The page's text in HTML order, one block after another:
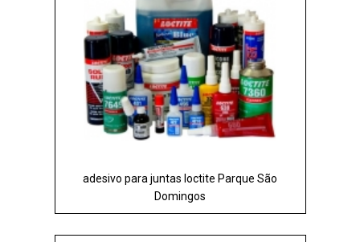
adesivo para juntas loctite Parque São
Domingos